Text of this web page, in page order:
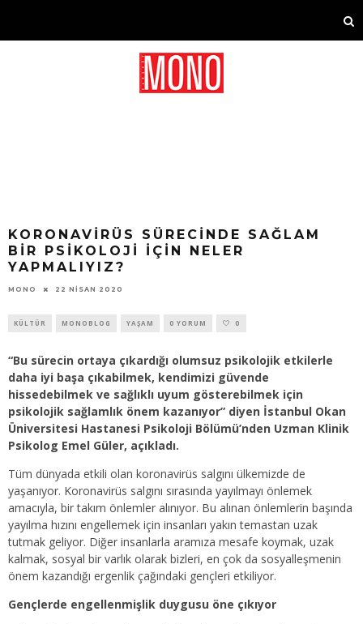
KORONAVIRÜS SÜRECINDE SAĞLAM
BIR PSIKOLOJI İÇIN NELER
YAPMALIYIZ?
MONO 22 NISAN 2020
KÜLTÜR MONOBLOG YAŞAM 0 YORUM 0
“Bu sürecin ortaya çıkardığı olumsuz psikolojik etkilerle
daha iyi başa çıkabilmek, kendimizi güvende
hissedebilmek ve sağlıklı uyum gösterebilmek için
psikolojik sağlamlık önem kazanıyor” diyen İstanbul Okan
Üniversitesi Hastanesi Psikoloji Bölümü’nden Uzman Klinik
Psikolog Emel Güler, açıkladı.
Tüm dünyada etkili olan koronavirüs salgını ülkemizde de
yaşanıyor. Koronavirüs salgını sırasında yayılmayı önlemek
amacıyla, bir takım önlemler alınıyor. Bu alınan önlemlerin başında
yayılma hızını engellemek için insanları yakın temastan uzak
tutmak geliyor. Diğer insanlarla aramıza mesafe koymak, uzak
kalmak, sosyal bir varlık olarak bizleri, en çok da sosyalleşmenin
önem kazandığı ergenlik çağındaki gençleri etkiliyor.
Gençlerde engellenmişlik duygusu öne çıkıyor